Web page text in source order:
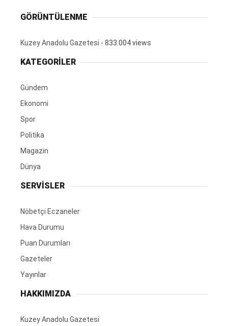
GÖRÜNTÜLENME
Kuzey Anadolu Gazetesi - 833.004 views
KATEGORİLER
Gündem
Ekonomi
Spor
Politika
Magazin
Dünya
SERVİSLER
Nöbetçi Eczaneler
Hava Durumu
Puan Durumları
Gazeteler
Yayınlar
HAKKIMIZDA
Kuzey Anadolu Gazetesi